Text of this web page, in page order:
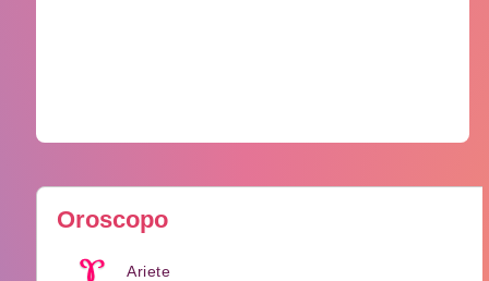
Oroscopo
Ariete